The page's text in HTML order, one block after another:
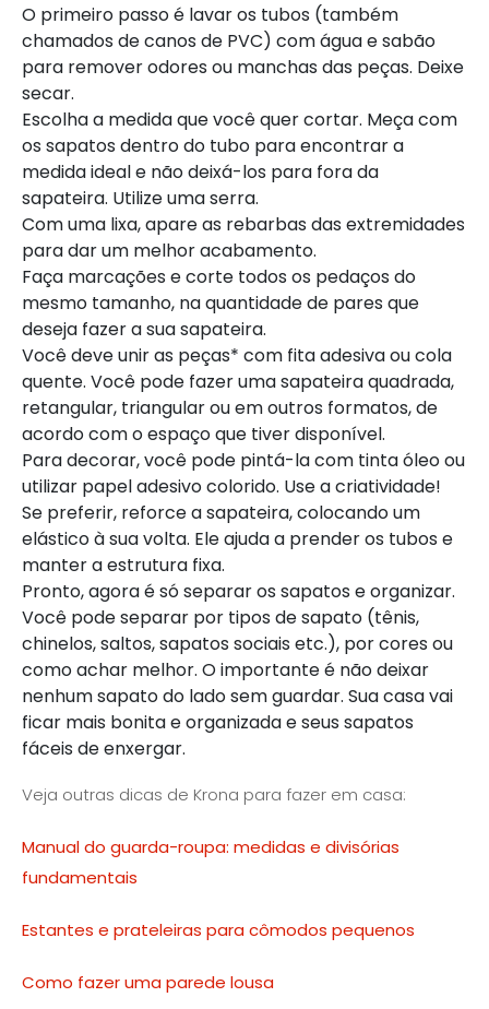
O primeiro passo é lavar os tubos (também
chamados de canos de PVC) com água e sabão
para remover odores ou manchas das peças. Deixe
secar.
Escolha a medida que você quer cortar. Meça com
os sapatos dentro do tubo para encontrar a
medida ideal e não deixá-los para fora da
sapateira. Utilize uma serra.
Com uma lixa, apare as rebarbas das extremidades
para dar um melhor acabamento.
Faça marcações e corte todos os pedaços do
mesmo tamanho, na quantidade de pares que
deseja fazer a sua sapateira.
Você deve unir as peças* com fita adesiva ou cola
quente. Você pode fazer uma sapateira quadrada,
retangular, triangular ou em outros formatos, de
acordo com o espaço que tiver disponível.
Para decorar, você pode pintá-la com tinta óleo ou
utilizar papel adesivo colorido. Use a criatividade!
Se preferir, reforce a sapateira, colocando um
elástico à sua volta. Ele ajuda a prender os tubos e
manter a estrutura fixa.
Pronto, agora é só separar os sapatos e organizar.
Você pode separar por tipos de sapato (tênis,
chinelos, saltos, sapatos sociais etc.), por cores ou
como achar melhor. O importante é não deixar
nenhum sapato do lado sem guardar. Sua casa vai
ficar mais bonita e organizada e seus sapatos
fáceis de enxergar.
Veja outras dicas de Krona para fazer em casa:
Manual do guarda-roupa: medidas e divisórias
fundamentais
Estantes e prateleiras para cômodos pequenos
Como fazer uma parede lousa